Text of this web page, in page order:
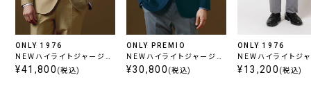
ONLY 1976
NEWハイライトジャージー
/ ベージュ
¥41,800 (税込)
ONLY PREMIO
NEWハイライトジャージー
ネイビージャケット
¥30,800 (税込)
ONLY 1976
NEWハイライトジ
ワンタックパンツ グ
¥13,200 (税込)